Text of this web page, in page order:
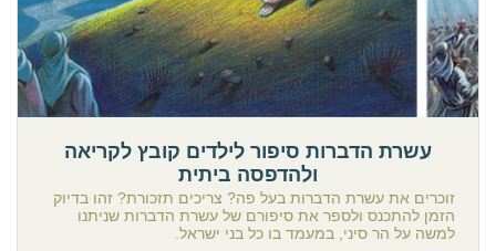
עשרת הדברות סיפור לילדים קובץ לקריאה
ולהדפסה ביתית
זוכרים את עשרת הדברות בעל פה? צריכים תזכורת? זהו בדיוק
הזמן להתכנס ולספר את סיפורם של עשרת הדברות שניתנו
למשה על הר סיני, במעמד בו כל בני ישראל.